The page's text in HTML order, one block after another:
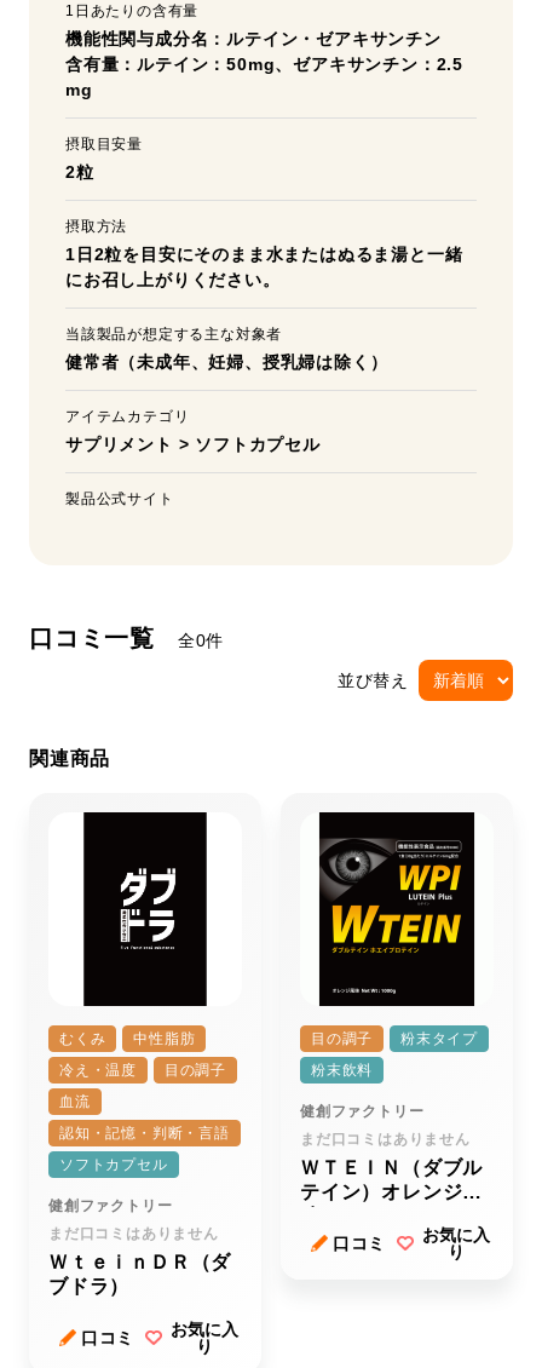
1日あたりの含有量
機能性関与成分名：ルテイン・ゼアキサンチン
含有量：ルテイン：50mg、ゼアキサンチン：2.5
mg
摂取目安量
2粒
摂取方法
1日2粒を目安にそのまま水またはぬるま湯と一緒
にお召し上がりください。
当該製品が想定する主な対象者
健常者（未成年、妊婦、授乳婦は除く）
アイテムカテゴリ
サプリメント > ソフトカプセル
製品公式サイト
口コミ一覧 全0件
並び替え
関連商品
むくみ
中性脂肪
冷え・温度
目の調子
血流
認知・記憶・判断・言語
ソフトカプセル
健創ファクトリー
まだ口コミはありません
ＷｔｅｉｎＤＲ（ダ
ブドラ）
口コミ
お気に入
り
目の調子
粉末タイプ
粉末飲料
健創ファクトリー
まだ口コミはありません
ＷＴＥＩＮ（ダブル
テイン）オレンジ風
口コミ
お気に入
り